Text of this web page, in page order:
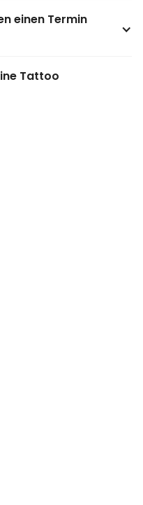
einen Termin
Tattoo